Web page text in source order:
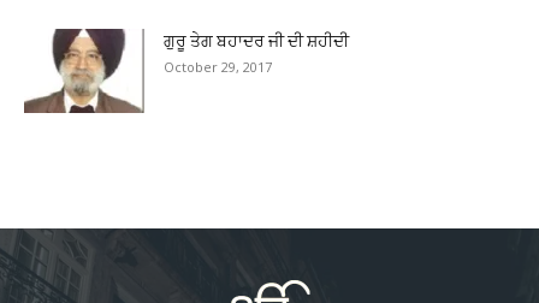
ਗੁਰੂ ਤੇਗ ਬਹਾਦਰ ਜੀ ਦੀ ਸ਼ਹੀਦੀ
October 29, 2017